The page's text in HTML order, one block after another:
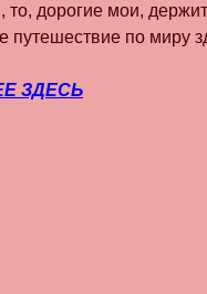
то, дорогие мои,
путешествие по миру
ЗДЕСЬ